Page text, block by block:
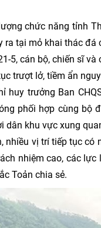
chức năng tỉnh
tại mỏ khai thác đá
5, cán bộ, chiến sĩ
trượt lở, tiềm ẩn
huy trưởng Ban
phối hợp cùng bộ
dân khu vực xung
nhiều vị trí tiếp tục
nhiệm cao, các
Toản chia sẻ.